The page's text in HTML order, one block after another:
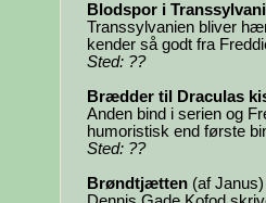
Blodspor i
Transsylvanien bliver
kender så godt fra
Sted: ??
Brædder til Draculas
Anden bind i serien og
humoristisk end første
Sted: ??
Brøndtjætten (af Janus)